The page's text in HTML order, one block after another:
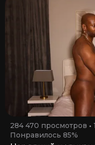
284 470 просмотров
Понравилось 85%